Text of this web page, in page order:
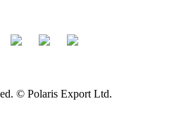
© Polaris Export Ltd.